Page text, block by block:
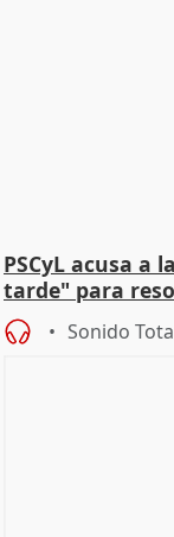
PSCyL acusa a
tarde" para
Sonido